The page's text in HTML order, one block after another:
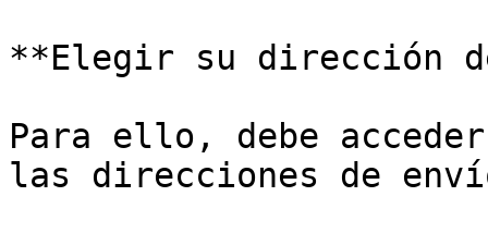
**Elegir su dirección
Para ello, debe
las direcciones de